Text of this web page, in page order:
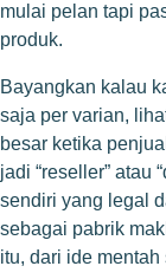
mulai pelan tapi
produk.
Bayangkan kalau
saja per varian,
besar ketika
jadi “reseller” atau
sendiri yang legal
sebagai pabrik
itu, dari ide